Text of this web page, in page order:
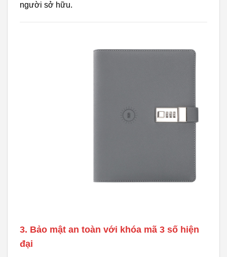
người sở hữu.
3. Bảo mật an toàn với khóa mã 3 số hiện
đại